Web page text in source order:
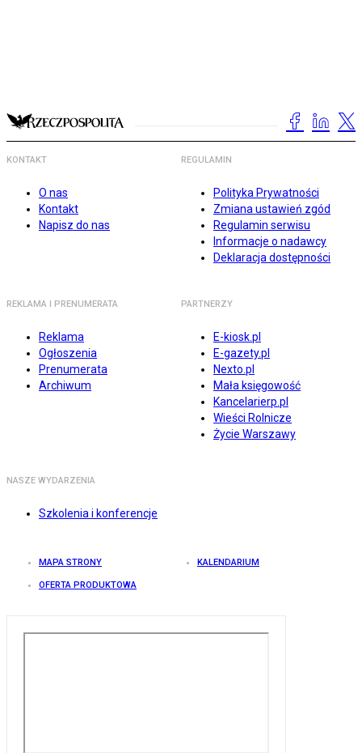
KONTAKT
O nas
Kontakt
Napisz do nas
REGULAMIN
Polityka Prywatności
Zmiana ustawień zgód
Regulamin serwisu
Informacje o nadawcy
Deklaracja dostępności
REKLAMA I PRENUMERATA
Reklama
Ogłoszenia
Prenumerata
Archiwum
PARTNERZY
E-kiosk.pl
E-gazety.pl
Nexto.pl
Mała księgowość
Kancelarierp.pl
Wieści Rolnicze
Życie Warszawy
NASZE WYDARZENIA
Szkolenia i konferencje
MAPA STRONY KALENDARIUM
OFERTA PRODUKTOWA